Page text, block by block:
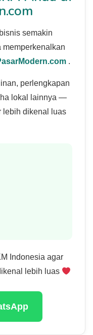
semakin
.
perlengkapan
lokal lainnya —
lebih dikenal luas
Indonesia agar
lebih luas